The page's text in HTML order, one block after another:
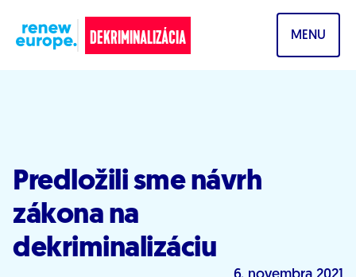
DEKRIMINALIZÁCIA MENU
Predložili sme návrh
zákona na
dekriminalizáciu